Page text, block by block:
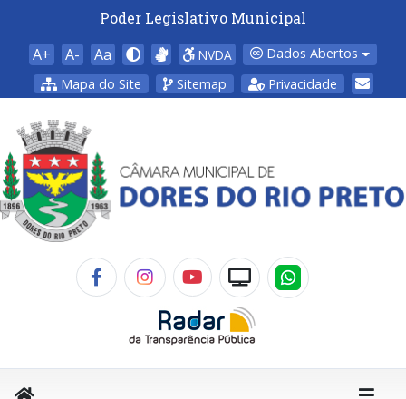
Poder Legislativo Municipal
A+ A- Aa NVDA
Dados Abertos
Mapa do Site
Sitemap Privacidade